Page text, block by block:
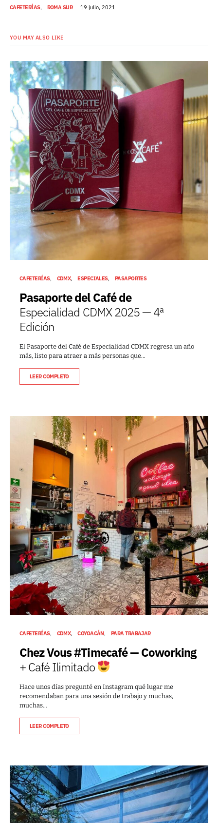
CAFETERÍAS ROMA SUR 19 julio, 2021
YOU MAY ALSO LIKE
CAFETERÍAS CDMX ESPECIALES PASAPORTES
Pasaporte del Café de
Especialidad CDMX 2025 — 4ª
Edición
El Pasaporte del Café de Especialidad CDMX regresa un año
más, listo para atraer a más personas que…
LEER COMPLETO
CAFETERÍAS CDMX COYOACÁN PARA TRABAJAR
Chez Vous #Timecafé — Coworking
+ Café Ilimitado
Hace unos días pregunté en Instagram qué lugar me
recomendaban para una sesión de trabajo y muchas,
muchas…
LEER COMPLETO